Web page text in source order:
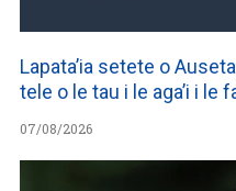
Lapata’ia setete o
tele o le tau i le aga’i i le
07/08/2026